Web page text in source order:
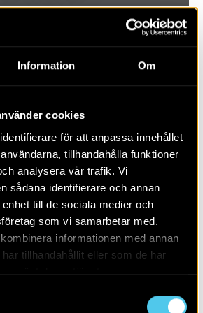
Information Om
cookies
för att anpassa innehållet
tillhandahålla funktioner
analysera vår trafik. Vi
sådana identifierare och annan
till de sociala medier och
som vi samarbetar med.
informationen med annan
tillhandahållit eller som de har
och gropar